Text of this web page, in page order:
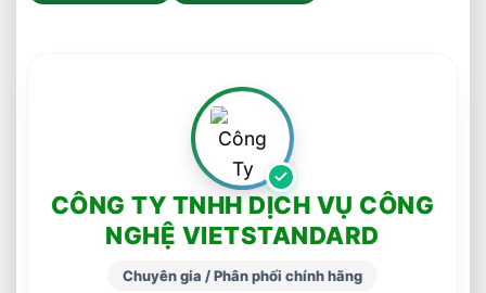
CÔNG TY TNHH DỊCH VỤ CÔNG
NGHỆ VIETSTANDARD
Chuyên gia / Phân phối chính hãng